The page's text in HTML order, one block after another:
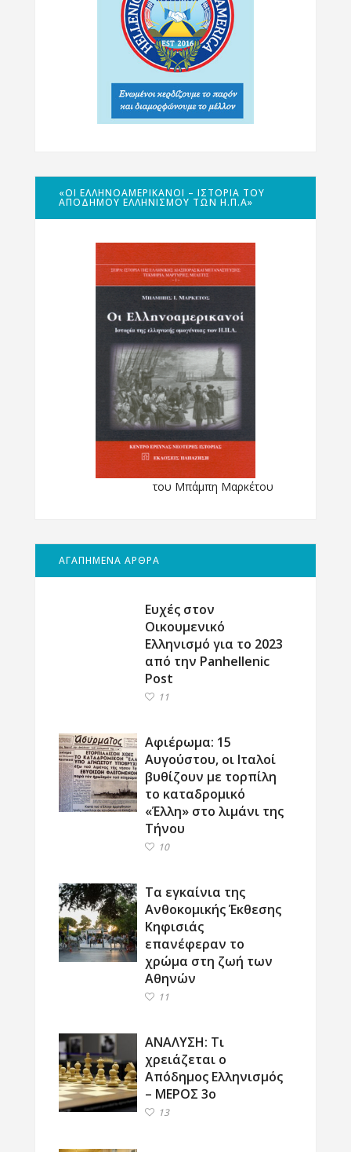
«ΟΙ ΕΛΛΗΝΟΑΜΕΡΙΚΑΝΟΊ – ΙΣΤΟΡΊΑ ΤΟΥ
ΑΠΌΔΗΜΟΥ ΕΛΛΗΝΙΣΜΟΎ ΤΩΝ Η.Π.Α»
του Μπάμπη Μαρκέτου
ΑΓΑΠΗΜΕΝΑ ΑΡΘΡΑ
Ευχές στον
Οικουμενικό
Ελληνισμό για το 2023
από την Panhellenic
Post
11
Αφιέρωμα: 15
Αυγούστου, οι Ιταλοί
βυθίζουν με τορπίλη
το καταδρομικό
«Έλλη» στο λιμάνι της
Τήνου
10
Τα εγκαίνια της
Ανθοκομικής Έκθεσης
Κηφισιάς
επανέφεραν το
χρώμα στη ζωή των
Αθηνών
11
ΑΝΑΛΥΣΗ: Τι
χρειάζεται ο
Απόδημος Ελληνισμός
– ΜΕΡΟΣ 3ο
13